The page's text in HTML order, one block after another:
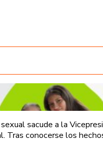
sacude a la
Tras conocerse los